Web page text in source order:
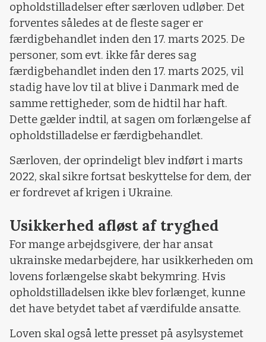
opholdstilladelser efter særloven udløber. Det
forventes således at de fleste sager er
færdigbehandlet inden den 17. marts 2025. De
personer, som evt. ikke får deres sag
færdigbehandlet inden den 17. marts 2025, vil
stadig have lov til at blive i Danmark med de
samme rettigheder, som de hidtil har haft.
Dette gælder indtil, at sagen om forlængelse af
opholdstilladelse er færdigbehandlet.
Særloven, der oprindeligt blev indført i marts
2022, skal sikre fortsat beskyttelse for dem, der
er fordrevet af krigen i Ukraine.
Usikkerhed afløst af tryghed
For mange arbejdsgivere, der har ansat
ukrainske medarbejdere, har usikkerheden om
lovens forlængelse skabt bekymring. Hvis
opholdstilladelsen ikke blev forlænget, kunne
det have betydet tabet af værdifulde ansatte.
Loven skal også lette presset på asylsystemet